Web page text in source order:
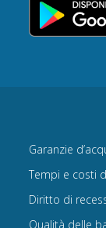
Garanzie
Tempi e costi
Diritto di
Qualità delle